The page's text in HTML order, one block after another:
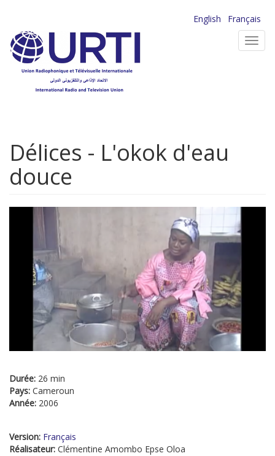
contenu
principal
English
Français
Délices - L'okok d'eau
douce
Durée: 26 min
Pays: Cameroun
Année: 2006
Version: Français
Réalisateur: Clémentine Amombo Epse Oloa